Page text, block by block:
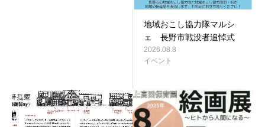
地域おこし協力隊マルシ
ェ 長野市戦没者追悼式
2026.08.8
イベント